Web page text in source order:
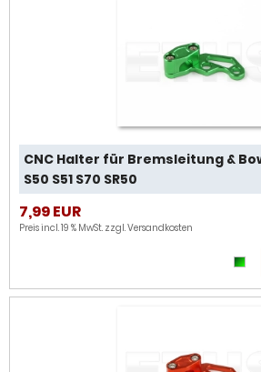
CNC Halter für Bremsleitung &
S50 S51 S70 SR50
7,99 EUR
Preis incl. 19 % MwSt. zzgl.Versandkosten